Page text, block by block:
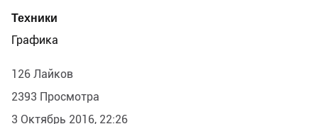
Техники
Графика
126 Лайков
2393 Просмотра
3 Октябрь 2016, 22:26